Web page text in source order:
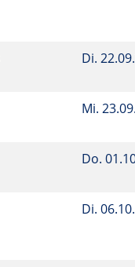
Di.
Mi.
Do.
Di.